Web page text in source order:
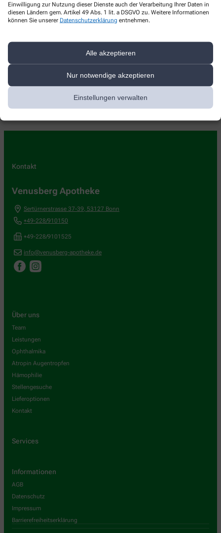
Einwilligung zur Nutzung dieser Dienste auch der Verarbeitung Ihrer Daten in
diesen Ländern gem. Artikel 49 Abs. 1 lit. a DSGVO zu. Weitere Informationen
können Sie unserer Datenschutzerklärung entnehmen.
Alle akzeptieren
Nur notwendige akzeptieren
Einstellungen verwalten
Ihre Daten werden ausschließlich zur Bearbeitung Ihrer Anfrage
verwendet. Weitere Informationen zum Datenschutz finden Sie unter
Kontakt
Venusberg Apotheke
Sertürnerstrasse 37-39, 53127 Bonn
+49-228/910150
+49-228/9101525
info@venusberg-apotheke.de
Über uns
Team
Leistungen
Ophthalmika
Atropin Augentropfen
Hämophilie
Stellengesuche
Lieferoptionen
Kontakt
Services
Informationen
AGB
Datenschutz
Impressum
Barrierefreiheitserklärung